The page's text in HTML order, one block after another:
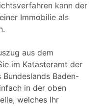
kann der
Immobilie als
aus dem
im Katasteramt der
Baden-
in der oben
welches Ihr